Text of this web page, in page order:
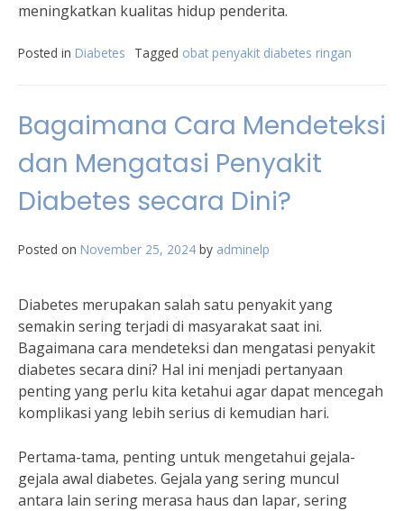
meningkatkan kualitas hidup penderita.
Posted in Diabetes Tagged obat penyakit diabetes ringan
Bagaimana Cara Mendeteksi
dan Mengatasi Penyakit
Diabetes secara Dini?
Posted on November 25, 2024 by adminelp
Diabetes merupakan salah satu penyakit yang
semakin sering terjadi di masyarakat saat ini.
Bagaimana cara mendeteksi dan mengatasi penyakit
diabetes secara dini? Hal ini menjadi pertanyaan
penting yang perlu kita ketahui agar dapat mencegah
komplikasi yang lebih serius di kemudian hari.
Pertama-tama, penting untuk mengetahui gejala-
gejala awal diabetes. Gejala yang sering muncul
antara lain sering merasa haus dan lapar, sering